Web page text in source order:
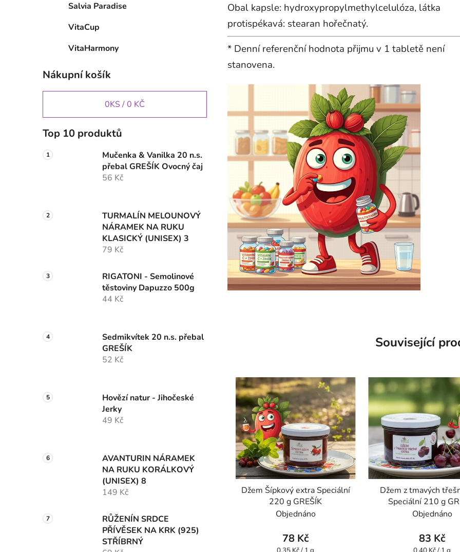
Salvia Paradise
VitaCup
VitaHarmony
Nákupní košík
0KS /0 KČ
Top 10 produktů
Mučenka & Vanilka 20 n.s.
přebal GREŠÍK Ovocný čaj
56 Kč
TURMALÍN MELOUNOVÝ
NÁRAMEK NA RUKU
KLASICKÝ (UNISEX) 3
79 Kč
RIGATONI - Semolinové
těstoviny Dapuzzo 500g
44 Kč
Sedmikvítek 20 n.s. přebal
GREŠÍK
52 Kč
Hovězí natur - Jihočeské
Jerky
49 Kč
AVANTURIN NÁRAMEK
NA RUKU KORÁLKOVÝ
(UNISEX) 8
149 Kč
RŮŽENÍN SRDCE
PŘÍVĚSEK NA KRK (925)
STŘÍBRNÝ
Obal kapsle: hydroxypropylmethylcelulóza, látka
protispékavá: stearan hořečnatý.
* Denní referenční hodnota přijmu v 1 tabletě není
stanovena.
Související
Džem Šípkový extra Speciální
220 g GREŠÍK
Objednáno
78 Kč
Měrná
Džem z tmavých
Speciální 210 g
Objednáno
83 Kč
Měrná